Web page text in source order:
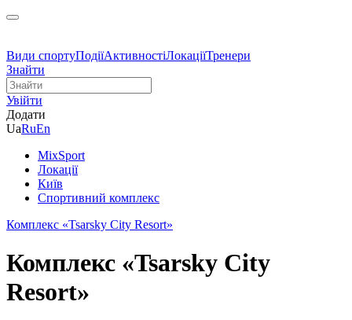
Види спортуПодіїАктивностіЛокаціїТренери
Знайти
Увійти
Додати
UaRuEn
MixSport
Локації
Київ
Спортивний комплекс
Комплекс «Tsarsky City Resort»
Комплекс «Tsarsky City
Resort»